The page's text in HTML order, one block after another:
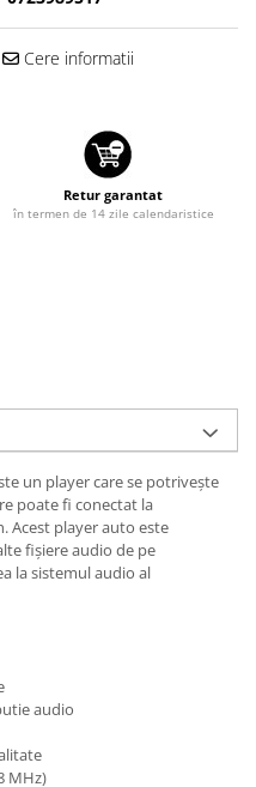
Cere informatii
Retur garantat
în termen de 14 zile calendaristice
un player care se potrivește
poate fi conectat la
Acest player auto este
fișiere audio de pe
la sistemul audio al
audio
MHz)